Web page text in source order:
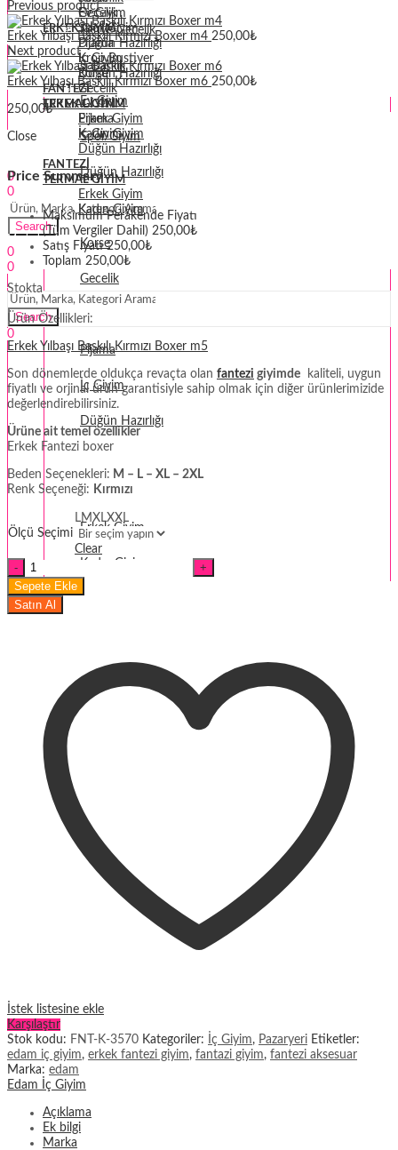
Penye Gecelik
Sabahlık
Ev Giyim
Spor Giyim
Düğün Hazırlığı
Krop Bustiyer
Korse
Gecelik
Erkek Giyim
Pijama
İç Giyim
Düğün Hazırlığı
Termal Giyim
Erkek Giyim
Kadın Giyim
Gecelik
ERKEK GIYIM
Pijama
İç Giyim
Düğün Hazırlığı
FANTEZI
TERMAL GIYIM
Erkek Giyim
Kadın Giyim
Merhaba, Giriş
0
0
Search
Ev Giyim
Spor Giyim
Düğün Hazırlığı
Krop Bustiyer
Korse
Gecelik
ERKEK GIYIM
Pijama
İç Giyim
Düğün Hazırlığı
FANTEZI
TERMAL GIYIM
Erkek Giyim
Kadın Giyim
Merhaba, Giriş
0
0
Menu
Search
0
Previous product
Erkek Yılbaşı Baskılı Kırmızı Boxer m4 250,00₺
Next product
Erkek Yılbaşı Baskılı Kırmızı Boxer m6 250,00₺
250,00₺
Close
Price Summary
Maksimum Perakende Fiyatı
(Tüm Vergiler Dahil) 250,00₺
Satış Fiyatı 250,00₺
Toplam 250,00₺
Stokta
Ürün Özellikleri:
Erkek Yılbaşı Baskılı Kırmızı Boxer m5
Son dönemlerde oldukça revaçta olan fantezi giyimde kaliteli, uygun
fiyatlı ve orjinal ürün garantisiyle sahip olmak için diğer ürünlerimizide
değerlendirebilirsiniz.
Ürüne ait temel özellikler
Erkek Fantezi boxer
Beden Seçenekleri: M – L – XL – 2XL
Renk Seçeneği: Kırmızı
Ölçü Seçimi
LMXLXXL
Clear
Erkek
Yılbaşı
Baskılı
Kırmızı
Sepete Ekle
Satın Al
İstek listesine ekle
Karşılaştır
Stok kodu: FNT-K-3570 Kategoriler: İç Giyim, Pazaryeri Etiketler:
edam iç giyim, erkek fantezi giyim, fantazi giyim, fantezi aksesuar
Marka: edam
Edam İç Giyim
Açıklama
Ek bilgi
Marka